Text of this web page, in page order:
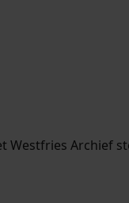
zoektips.
zoektips.
Westfries Archief
uw zoekopdracht te